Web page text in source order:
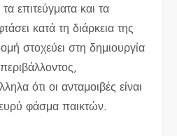
επιτεύγματα και τα
κατά τη διάρκεια της
στοχεύει στη δημιουργία
ότι οι ανταμοιβές είναι
φάσμα παικτών.